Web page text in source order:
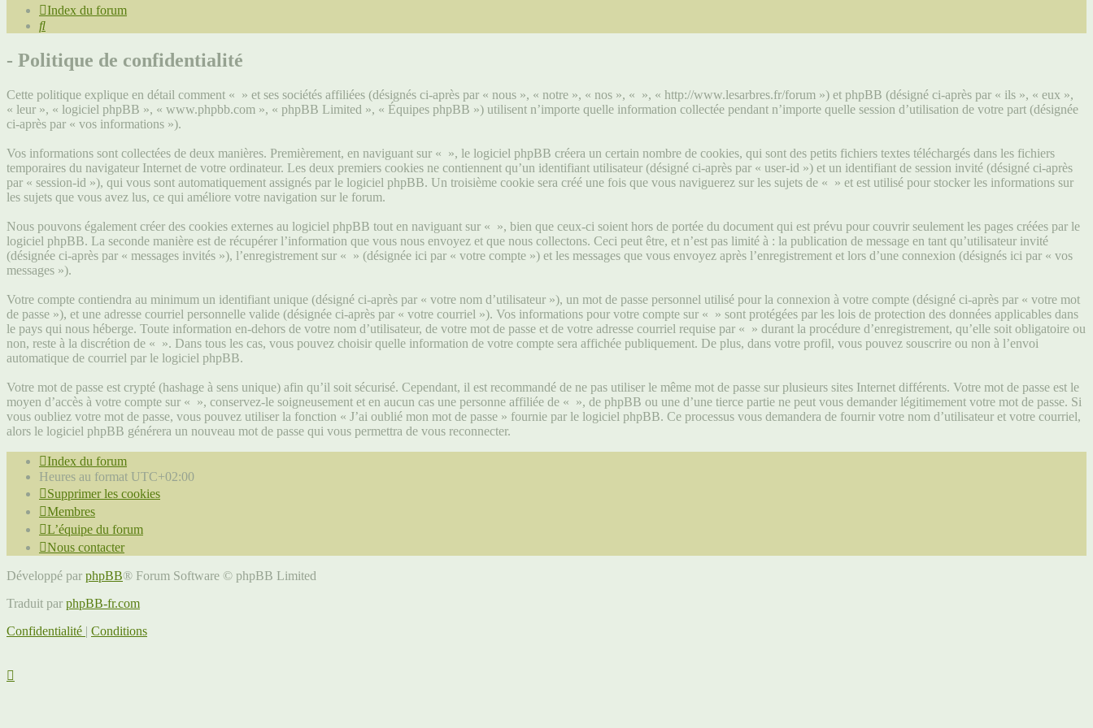
Index du forum
Rechercher
- Politique de confidentialité
Cette politique explique en détail comment « » et ses sociétés affiliées (désignés ci-après par « nous », « notre », « nos », « », « http://www.lesarbres.fr/forum ») et phpBB (désigné ci-après par « ils », « eux »,
« leur », « logiciel phpBB », « www.phpbb.com », « phpBB Limited », « Équipes phpBB ») utilisent n’importe quelle information collectée pendant n’importe quelle session d’utilisation de votre part (désignée
ci-après par « vos informations »).
Vos informations sont collectées de deux manières. Premièrement, en naviguant sur « », le logiciel phpBB créera un certain nombre de cookies, qui sont des petits fichiers textes téléchargés dans les fichiers
temporaires du navigateur Internet de votre ordinateur. Les deux premiers cookies ne contiennent qu’un identifiant utilisateur (désigné ci-après par « user-id ») et un identifiant de session invité (désigné ci-après
par « session-id »), qui vous sont automatiquement assignés par le logiciel phpBB. Un troisième cookie sera créé une fois que vous naviguerez sur les sujets de « » et est utilisé pour stocker les informations sur
les sujets que vous avez lus, ce qui améliore votre navigation sur le forum.
Nous pouvons également créer des cookies externes au logiciel phpBB tout en naviguant sur « », bien que ceux-ci soient hors de portée du document qui est prévu pour couvrir seulement les pages créées par le
logiciel phpBB. La seconde manière est de récupérer l’information que vous nous envoyez et que nous collectons. Ceci peut être, et n’est pas limité à : la publication de message en tant qu’utilisateur invité
(désignée ci-après par « messages invités »), l’enregistrement sur « » (désignée ici par « votre compte ») et les messages que vous envoyez après l’enregistrement et lors d’une connexion (désignés ici par « vos
messages »).
Votre compte contiendra au minimum un identifiant unique (désigné ci-après par « votre nom d’utilisateur »), un mot de passe personnel utilisé pour la connexion à votre compte (désigné ci-après par « votre mot
de passe »), et une adresse courriel personnelle valide (désignée ci-après par « votre courriel »). Vos informations pour votre compte sur « » sont protégées par les lois de protection des données applicables dans
le pays qui nous héberge. Toute information en-dehors de votre nom d’utilisateur, de votre mot de passe et de votre adresse courriel requise par « » durant la procédure d’enregistrement, qu’elle soit obligatoire ou
non, reste à la discrétion de « ». Dans tous les cas, vous pouvez choisir quelle information de votre compte sera affichée publiquement. De plus, dans votre profil, vous pouvez souscrire ou non à l’envoi
automatique de courriel par le logiciel phpBB.
Votre mot de passe est crypté (hashage à sens unique) afin qu’il soit sécurisé. Cependant, il est recommandé de ne pas utiliser le même mot de passe sur plusieurs sites Internet différents. Votre mot de passe est le
moyen d’accès à votre compte sur « », conservez-le soigneusement et en aucun cas une personne affiliée de « », de phpBB ou une d’une tierce partie ne peut vous demander légitimement votre mot de passe. Si
vous oubliez votre mot de passe, vous pouvez utiliser la fonction « J’ai oublié mon mot de passe » fournie par le logiciel phpBB. Ce processus vous demandera de fournir votre nom d’utilisateur et votre courriel,
alors le logiciel phpBB générera un nouveau mot de passe qui vous permettra de vous reconnecter.
Index du forum
Heures au format UTC+02:00
Supprimer les cookies
Membres
L’équipe du forum
Nous contacter
Développé par phpBB® Forum Software © phpBB Limited
Traduit par phpBB-fr.com
Confidentialité | Conditions